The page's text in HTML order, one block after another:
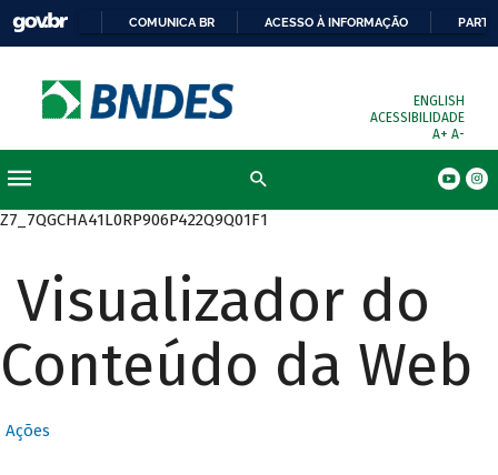
COMUNICA BR ACESSO À INFORMAÇÃO
ENGLISH
ACESSIBILIDADE
A+ A-
Z7_7QGCHA41L0RP906P422Q9Q01F1
Visualizador do
Conteúdo da Web
Ações